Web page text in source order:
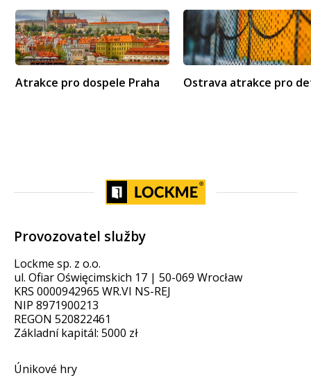
Atrakce pro dospele Praha Ostrava atrakce pro
Provozovatel služby
Lockme sp. z o.o.
ul. Ofiar Oświęcimskich 17 | 50-069 Wrocław
KRS 0000942965 WR.VI NS-REJ
NIP 8971900213
REGON 520822461
Základní kapitál: 5000 zł
Únikové hry